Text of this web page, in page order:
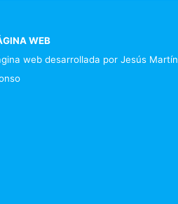
WEB
web desarrollada por Jesús Martín